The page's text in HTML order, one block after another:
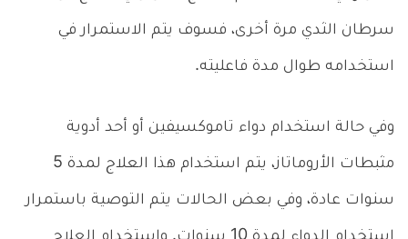
سرطان الثدي مرة أخرى، فسوف يتم الاستمرار في
استخدامه طوال مدة فاعليته.
وفي حالة استخدام دواء تاموكسيفين أو أحد أدوية
مثبطات الأروماتاز، يتم استخدام هذا العلاج لمدة 5
سنوات عادة، وفي بعض الحالات يتم التوصية باستمرار